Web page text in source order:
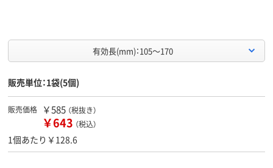
有効長(mm)：105～170
販売単位：1袋(5個)
販売価格 ￥585 （税抜き）
￥643 （税込）
1個あたり￥128.6